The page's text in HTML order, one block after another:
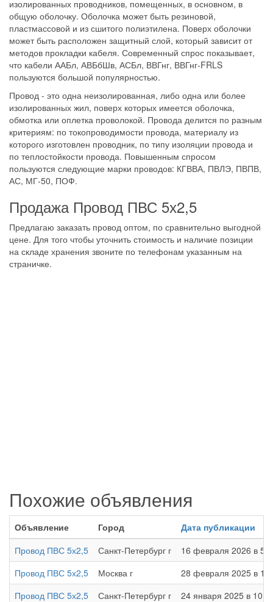
изолированных проводников, помещенных, в основном, в
общую оболочку. Оболочка может быть резиновой,
пластмассовой и из сшитого полиэтилена. Поверх оболочки
может быть расположен защитный слой, который зависит от
методов прокладки кабеля. Современный спрос показывает,
что кабели ААБл, АВБбШв, АСБл, ВВГнг, ВВГнг-FRLS
пользуются большой популярностью.
Провод - это одна неизолированная, либо одна или более
изолированных жил, поверх которых имеется оболочка,
обмотка или оплетка проволокой. Провода делится по разным
критериям: по токопроводимости провода, материалу из
которого изготовлен проводник, по типу изоляции провода и
по теплостойкости провода. Повышенным спросом
пользуются следующие марки проводов: КГВВА, ПВЛЭ, ПВПВ,
АС, МГ-50, ПОФ.
Продажа Провод ПВС 5х2,5
Предлагаю заказать провод оптом, по сравнительно выгодной
цене. Для того чтобы уточнить стоимость и наличие позиции
на складе хранения звоните по телефонам указанным на
страничке.
Похожие объявления
Объявление Город
Дата публикации
Провод ПВС 5х2,5
Санкт-Петербург г
16 февраля 2026 в
Провод ПВС 5х2,5
Москва г
28 февраля 2025 в
Провод ПВС 5х2,5
Санкт-Петербург г
24 января 2025 в